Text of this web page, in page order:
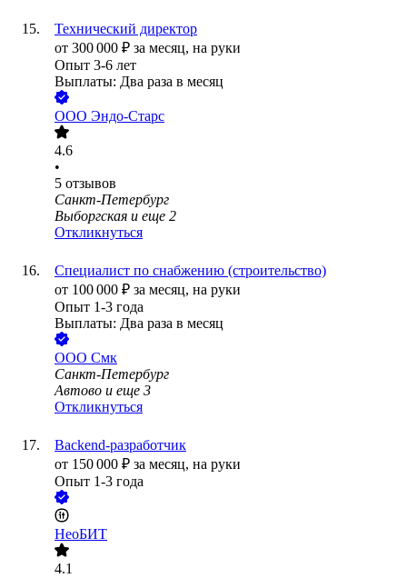
Технический директор
от 300 000 ₽ за месяц, на руки
Опыт 3-6 лет
Выплаты: Два раза в месяц
ООО Эндо-Старс
4.6
•
5 отзывов
Санкт-Петербург
Выборгская и еще 2
Откликнуться
Специалист по снабжению (строительство)
от 100 000 ₽ за месяц, на руки
Опыт 1-3 года
Выплаты: Два раза в месяц
ООО Смк
Санкт-Петербург
Автово и еще 3
Откликнуться
Backend-разработчик
от 150 000 ₽ за месяц, на руки
Опыт 1-3 года
НеоБИТ
4.1